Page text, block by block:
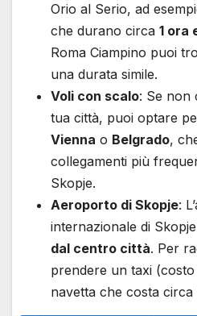
Orio al Serio, ad
che durano circa 1 ora
Roma Ciampino puoi
una durata simile.
Voli con scalo: Se non
tua città, puoi optare
Vienna o Belgrado,
collegamenti più
Skopje.
Aeroporto di Skopje:
internazionale di
dal centro città. Per
prendere un taxi (costo
navetta che costa circa